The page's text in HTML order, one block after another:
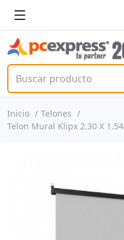
Inicio
Telones
Telon Mural Klipx 2.30 X